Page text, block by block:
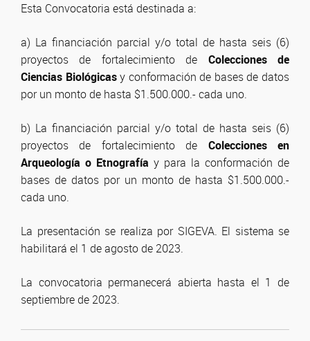
Esta Convocatoria está destinada a:
a) La financiación parcial y/o total de hasta seis (6)
proyectos de fortalecimiento de Colecciones de
Ciencias Biológicasy conformación de bases de datos
por un monto de hasta $1.500.000.- cada uno.
b) La financiación parcial y/o total de hasta seis (6)
proyectos de fortalecimiento de Colecciones en
Arqueología o Etnografía y para la conformación de
bases de datos por un monto de hasta $1.500.000.-
cada uno.
La presentación se realiza por SIGEVA. El sistema se
habilitará el 1 de agosto de 2023.
La convocatoria permanecerá abierta hasta el 1 de
septiembre de 2023.